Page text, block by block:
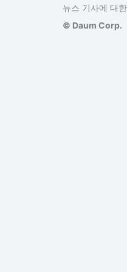
뉴스 기사에 대
© Daum Corp.